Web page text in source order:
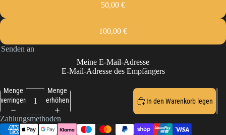
50,00 €
100,00 €
Senden an
Meine E-Mail-Adresse
E-Mail-Adresse des Empfängers
Menge
verringern
Menge
erhöhen
In den Warenkorb legen
Zahlungsmethoden